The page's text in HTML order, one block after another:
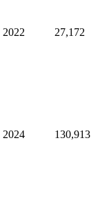
2022 27,172
2024 130,913